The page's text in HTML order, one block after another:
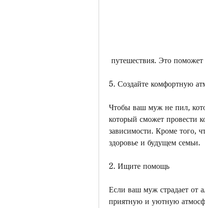
путешествия. Это поможет
5. Создайте комфортную
Чтобы ваш муж не пил,
который сможет провести
зависимости. Кроме того,
здоровье и будущем семьи.
2. Ищите помощь
Если ваш муж страдает от
приятную и уютную